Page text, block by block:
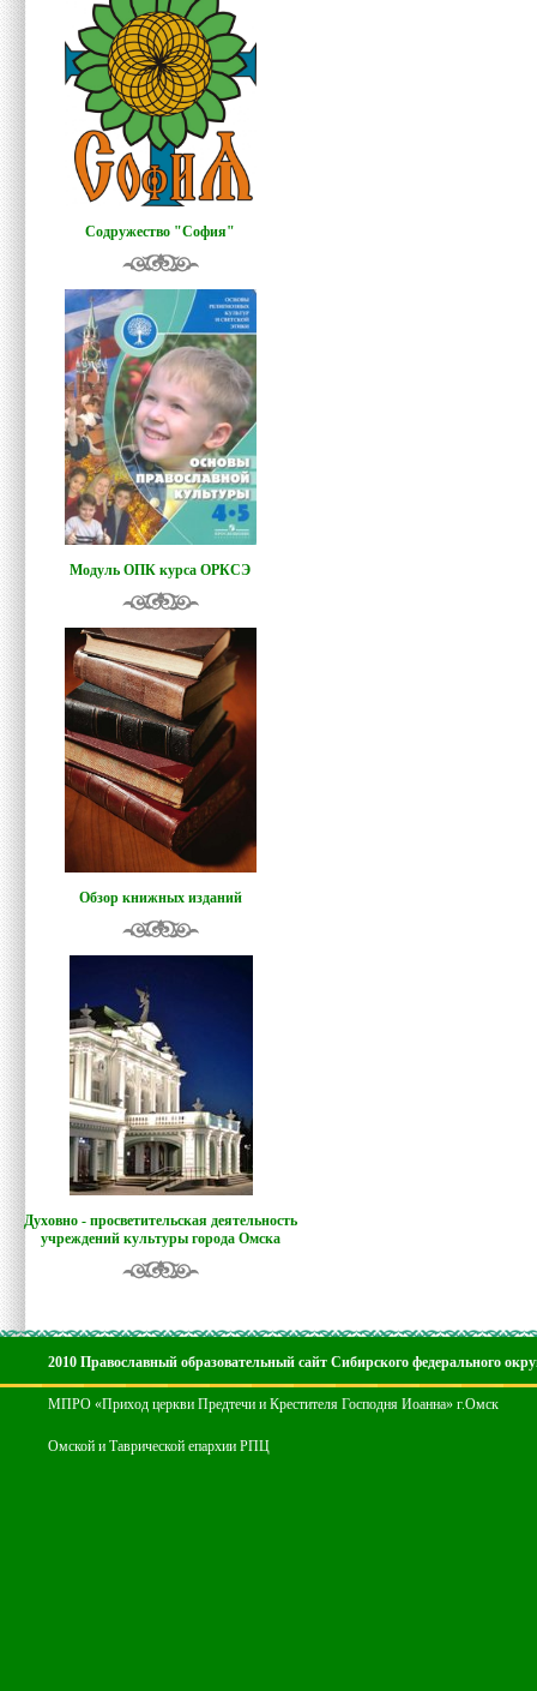
Содружество "София"
Модуль ОПК курса ОРКСЭ
Обзор книжных изданий
Духовно - просветительская деятельность
учреждений культуры города Омска
2010 Православный образовательный сайт Сибирского федерального
МПРО «Приход церкви Предтечи и Крестителя Господня Иоанна» г.Омск
Омской и Таврической епархии РПЦ